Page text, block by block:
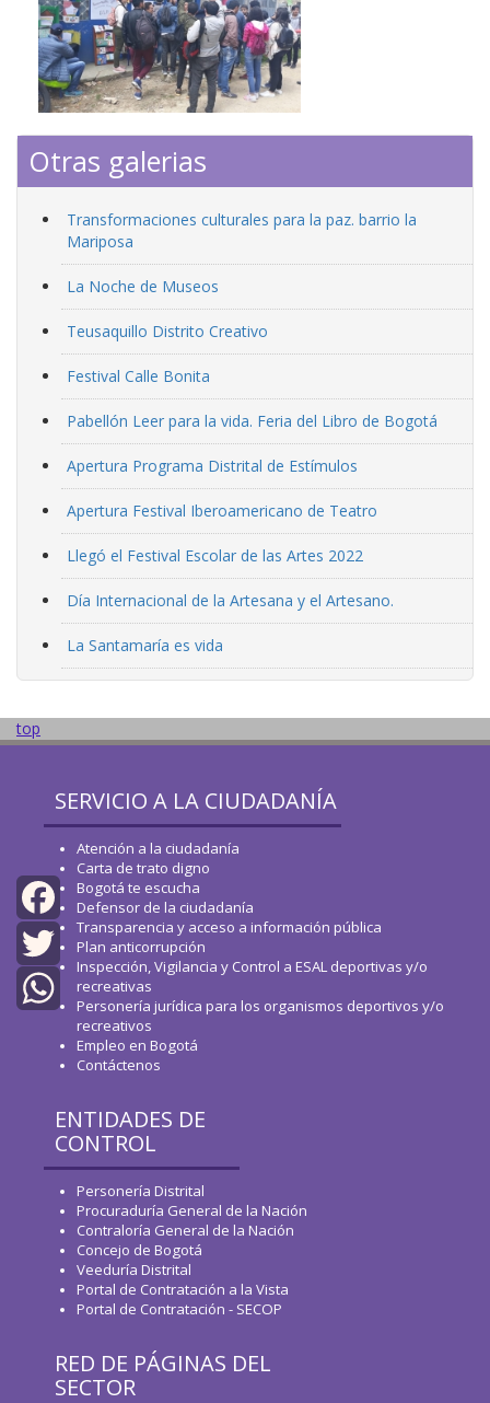
Facebook
Twitter
WhatsApp
Otras galerias
Transformaciones culturales para la paz. barrio la
Mariposa
La Noche de Museos
Teusaquillo Distrito Creativo
Festival Calle Bonita
Pabellón Leer para la vida. Feria del Libro de Bogotá
Apertura Programa Distrital de Estímulos
Apertura Festival Iberoamericano de Teatro
Llegó el Festival Escolar de las Artes 2022
Día Internacional de la Artesana y el Artesano.
La Santamaría es vida
top
SERVICIO A LA CIUDADANÍA
Atención a la ciudadanía
Carta de trato digno
Bogotá te escucha
Defensor de la ciudadanía
Transparencia y acceso a información pública
Plan anticorrupción
Inspección, Vigilancia y Control a ESAL deportivas y/o
recreativas
Personería jurídica para los organismos deportivos y/o
recreativos
Empleo en Bogotá
Contáctenos
ENTIDADES DE
CONTROL
Personería Distrital
Procuraduría General de la Nación
Contraloría General de la Nación
Concejo de Bogotá
Veeduría Distrital
Portal de Contratación a la Vista
Portal de Contratación - SECOP
RED DE PÁGINAS DEL
SECTOR